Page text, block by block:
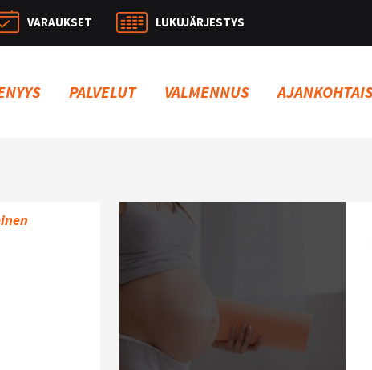
VARAUKSET LUKUJÄRJESTYS
PALVELUT VALMENNUS